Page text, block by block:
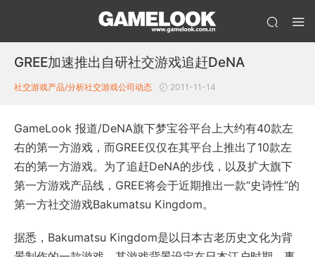
GREE加速推出自研社交游戏追赶DeNA
社交游戏产品/分析社交游戏公司动态 2011-11-14
GameLook 报道/DeNA旗下梦宝谷平台上大约有40款左
右的第一方游戏，而GREE仅仅在其平台上推出了10款左
右的第一方游戏。为了追赶DeNA的步伐，以及扩大旗下
第一方游戏产品线，GREE将会于近期推出一款“史诗性”的
第一方社交游戏Bakumatsu Kingdom。
据悉，Bakumatsu Kingdom是以日本古老历史文化为背